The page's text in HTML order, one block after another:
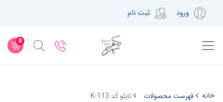
ورود ثبت نام
0
خانه فهرست محصولات تابلو کد K-113